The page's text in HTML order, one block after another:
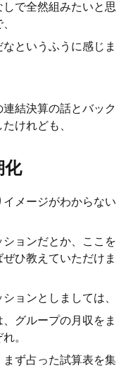
で全然組みたいと思
というふうに感じま
結決算の話とバック
けれども、
化
メージがわからない
ョンだとか、ここを
ひ教えていただけま
ョンとしましては、
グループの月収をま
。
ず占った試算表を集